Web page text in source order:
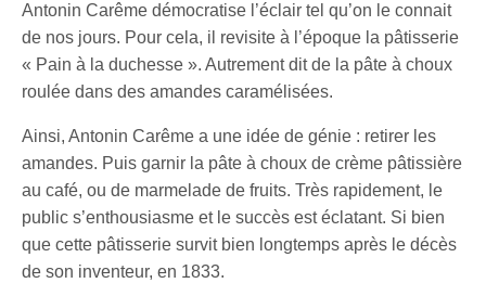
Antonin Carême démocratise l’éclair tel qu’on le connait
de nos jours. Pour cela, il revisite à l’époque la pâtisserie
« Pain à la duchesse ». Autrement dit de la pâte à choux
roulée dans des amandes caramélisées.
Ainsi, Antonin Carême a une idée de génie : retirer les
amandes. Puis garnir la pâte à choux de crème pâtissière
au café, ou de marmelade de fruits. Très rapidement, le
public s’enthousiasme et le succès est éclatant. Si bien
que cette pâtisserie survit bien longtemps après le décès
de son inventeur, en 1833.